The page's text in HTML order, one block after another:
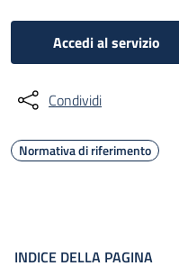
Accedi al servizio
Condividi
Normativa di riferimento
INDICE DELLA PAGINA